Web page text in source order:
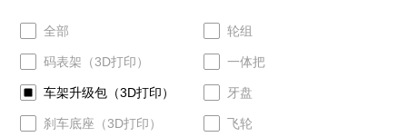
全部 轮组
码表架（3D打印） 一体把
车架升级包（3D打印） 牙盘
刹车底座（3D打印） 飞轮